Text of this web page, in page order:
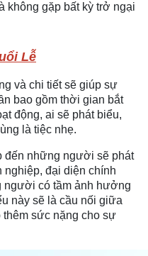
không gặp bất kỳ trở ngại
Lễ
và chi tiết sẽ giúp sự
bao gồm thời gian bắt
động, ai sẽ phát biểu,
là tiệc nhẹ.
đến những người sẽ phát
nghiệp, đại diện chính
người có tầm ảnh hưởng
này sẽ là cầu nối giữa
thêm sức nặng cho sự